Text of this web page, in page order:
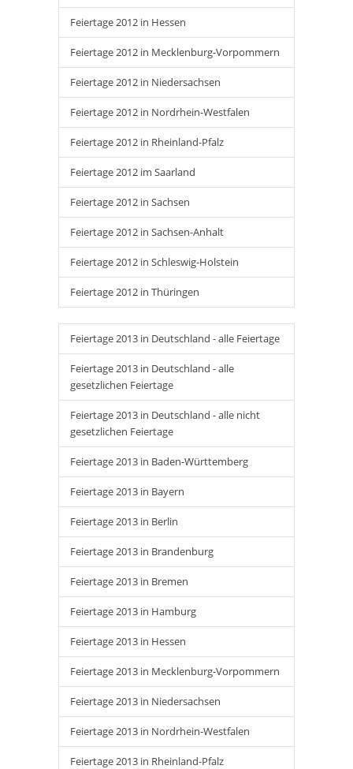
Feiertage 2012 in Hessen
Feiertage 2012 in Mecklenburg-Vorpommern
Feiertage 2012 in Niedersachsen
Feiertage 2012 in Nordrhein-Westfalen
Feiertage 2012 in Rheinland-Pfalz
Feiertage 2012 im Saarland
Feiertage 2012 in Sachsen
Feiertage 2012 in Sachsen-Anhalt
Feiertage 2012 in Schleswig-Holstein
Feiertage 2012 in Thüringen
Feiertage 2013 in Deutschland - alle Feiertage
Feiertage 2013 in Deutschland - alle
gesetzlichen Feiertage
Feiertage 2013 in Deutschland - alle nicht
gesetzlichen Feiertage
Feiertage 2013 in Baden-Württemberg
Feiertage 2013 in Bayern
Feiertage 2013 in Berlin
Feiertage 2013 in Brandenburg
Feiertage 2013 in Bremen
Feiertage 2013 in Hamburg
Feiertage 2013 in Hessen
Feiertage 2013 in Mecklenburg-Vorpommern
Feiertage 2013 in Niedersachsen
Feiertage 2013 in Nordrhein-Westfalen
Feiertage 2013 in Rheinland-Pfalz